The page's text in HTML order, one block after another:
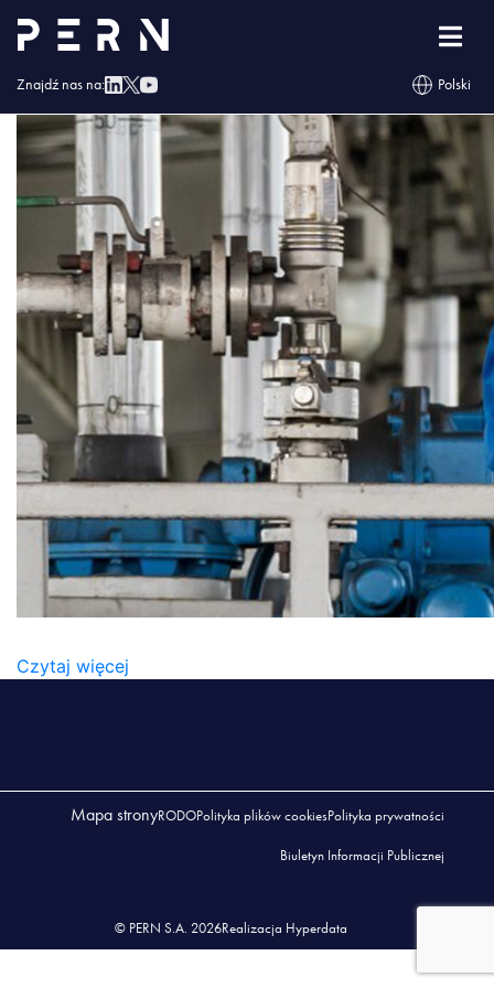
Znajdź nas na: Polski
dozowanie
Czytaj więcej
Mapa stronyRODOPolityka plików cookiesPolityka prywatności
Biuletyn Informacji Publicznej
© PERN S.A. 2026Realizacja Hyperdata